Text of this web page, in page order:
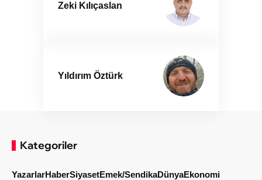
Zeki Kılıçaslan
Yıldırım Öztürk
Kategoriler
YazarlarHaberSiyasetEmek/SendikaDünyaEkonomi